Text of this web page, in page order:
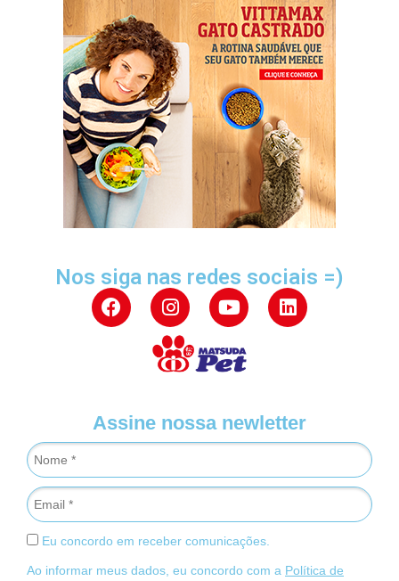
Nos siga nas redes sociais =)
Assine nossa newletter
Eu concordo em receber comunicações.
Ao informar meus dados, eu concordo com a Política de